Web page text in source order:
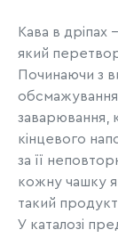
Кава в дріпах
який
Починаючи з
заварювання,
кінцевого
за її
кожну чашку
такий
У каталозі